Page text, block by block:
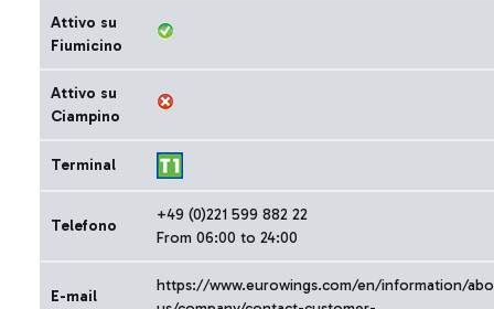
Attivo su
Fiumicino
Attivo su
Ciampino
Terminal
Telefono
+49 (0)221 599 882 22
From 06:00 to 24:00
E-mail
https://www.eurowings.com/en/information/